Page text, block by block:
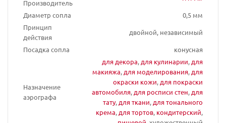
Производитель
Диаметр сопла
0,5 мм
Принцип
действия
двойной, независимый
Посадка сопла
конусная
Назначение
аэрографа
для декора, для кулинарии, для
макияжа, для моделирования, для
окраски кожи, для покраски
автомобиля, для росписи стен, для
тату, для ткани, для тонального
крема, для тортов, кондитерский,